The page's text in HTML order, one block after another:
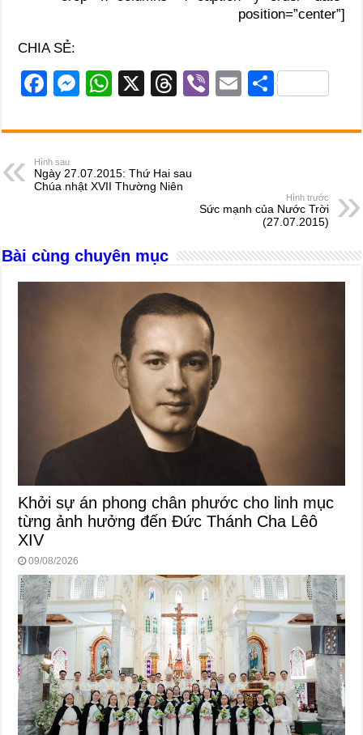
position=”center”]
CHIA SẺ:
F
c
e
b
k
M
ss
n
W
at
A
X
T
e
d
Vi
er
E
ail
S
ar
Hình sau
Ngày 27.07.2015: Thứ Hai sau
Chúa nhật XVII Thường Niên
Hình trước
Sức mạnh của Nước Trời
(27.07.2015)
Bài cùng chuyên mục
Khởi sự án phong chân phước cho linh mục
từng ảnh hưởng đến Đức Thánh Cha Lêô
XIV
09/08/2026